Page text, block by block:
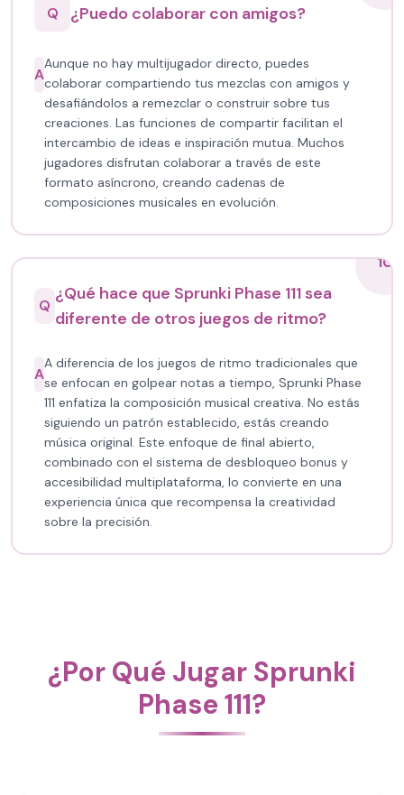
Q
¿Puedo colaborar con amigos?
A
Aunque no hay multijugador directo, puedes
colaborar compartiendo tus mezclas con amigos y
desafiándolos a remezclar o construir sobre tus
creaciones. Las funciones de compartir facilitan el
intercambio de ideas e inspiración mutua. Muchos
jugadores disfrutan colaborar a través de este
formato asíncrono, creando cadenas de
composiciones musicales en evolución.
10
Q
¿Qué hace que Sprunki Phase 111 sea
diferente de otros juegos de ritmo?
A
A diferencia de los juegos de ritmo tradicionales que
se enfocan en golpear notas a tiempo, Sprunki Phase
111 enfatiza la composición musical creativa. No estás
siguiendo un patrón establecido, estás creando
música original. Este enfoque de final abierto,
combinado con el sistema de desbloqueo bonus y
accesibilidad multiplataforma, lo convierte en una
experiencia única que recompensa la creatividad
sobre la precisión.
¿Por Qué Jugar Sprunki
Phase 111?